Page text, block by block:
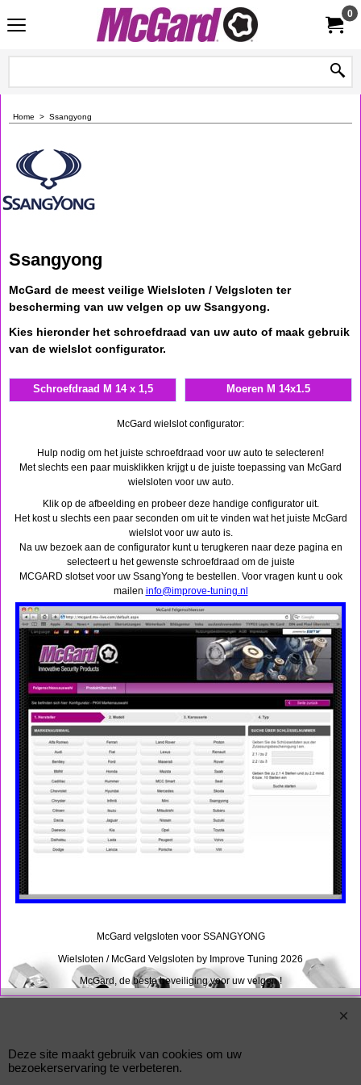
0
Home > Ssangyong
Ssangyong
McGard de meest veilige Wielsloten / Velgsloten ter
bescherming van uw velgen op uw Ssangyong.
Kies hieronder het schroefdraad van uw auto of maak gebruik
van de wielslot configurator.
Schroefdraad M 14 x 1,5 Moeren M 14x1.5
McGard wielslot configurator:
Hulp nodig om het juiste schroefdraad voor uw auto te selecteren!
Met slechts een paar muisklikken krijgt u de juiste toepassing van McGard
wielsloten voor uw auto.
Klik op de afbeelding en probeer deze handige configurator uit.
Het kost u slechts een paar seconden om uit te vinden wat het juiste McGard
wielslot voor uw auto is.
Na uw bezoek aan de configurator kunt u terugkeren naar deze pagina en
selecteert u het gewenste schroefdraad om de juiste
MCGARD slotset voor uw SsangYong te bestellen. Voor vragen kunt u ook
mailen info@improve-tuning.nl
McGard velgsloten voor SSANGYONG
Wielsloten / McGard Velgsloten by Improve Tuning 2026
McGard, de beste beveiliging voor uw velgen !
Deze site maakt gebruik van cookies om uw
bezoekerservaring te verbeteren.